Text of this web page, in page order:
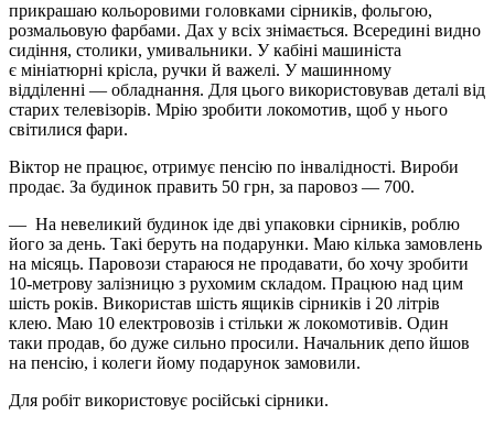
прикрашаю кольоровими головками сірників, фольгою,
розмальовую фарбами. Дах у всіх знімається. Всередині видно
сидіння, столики, умивальники. У кабіні машиніста
є мініатюрні крісла, ручки й важелі. У машинному
відділенні — обладнання. Для цього використовував деталі від
старих телевізорів. Мрію зробити локомотив, щоб у нього
світилися фари.
Віктор не працює, отримує пенсію по інвалідності. Вироби
продає. За будинок править 50 грн, за паровоз — 700.
— На невеликий будинок іде дві упаковки сірників, роблю
його за день. Такі беруть на подарунки. Маю кілька замовлень
на місяць. Паровози стараюся не продавати, бо хочу зробити
10-метрову залізницю з рухомим складом. Працюю над цим
шість років. Використав шість ящиків сірників і 20 літрів
клею. Маю 10 електровозів і стільки ж локомотивів. Один
таки продав, бо дуже сильно просили. Начальник депо йшов
на пенсію, і колеги йому подарунок замовили.
Для робіт використовує російські сірники.